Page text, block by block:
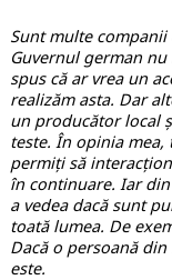
Sunt multe companii
Guvernul german
spus că ar vrea un
realizăm asta. Dar
un producător local
teste. În opinia
permiți să
în continuare. Iar
a vedea dacă sunt
toată lumea. De
Dacă o persoană
este.